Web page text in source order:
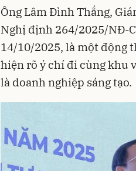
Ông Lâm Đình Thắng,
Nghị định 264/2025/NĐ-
14/10/2025, là một động
hiện rõ ý chí đi cùng khu
là doanh nghiệp sáng tạo.